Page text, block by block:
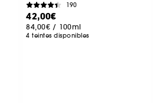
190
42,00€
84,00€ / 100ml
4 teintes disponibles